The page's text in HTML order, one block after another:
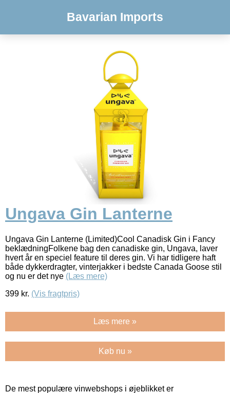
Bavarian Imports
Ungava Gin Lanterne
Ungava Gin Lanterne (Limited)Cool Canadisk Gin i Fancy
beklædningFolkene bag den canadiske gin, Ungava, laver
hvert år en speciel feature til deres gin. Vi har tidligere haft
både dykkerdragter, vinterjakker i bedste Canada Goose stil
og nu er det nye (Læs mere)
399 kr. (Vis fragtpris)
Læs mere »
Køb nu »
De mest populære vinwebshops i øjeblikket er